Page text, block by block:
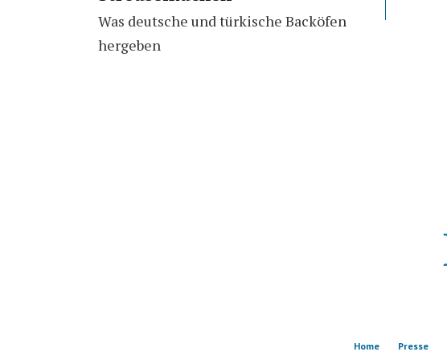
Was deutsche und türkische Backöfen
hergeben
Home Presse